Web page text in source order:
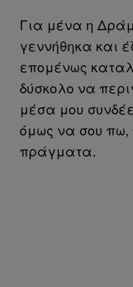
Για μένα η
γεννήθηκα και
επομένως
δύσκολο να
μέσα μου
όμως να σου
πράγματα.